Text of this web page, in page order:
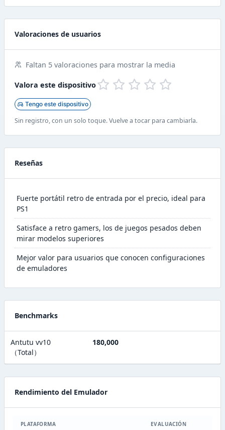
Valoraciones de usuarios
Faltan 5 valoraciones para mostrar la media
Valora este dispositivo
Tengo este dispositivo
Sin registro, con un solo toque. Vuelve a tocar para cambiarla.
Reseñas
Fuerte portátil retro de entrada por el precio, ideal para
PS1
Satisface a retro gamers, los de juegos pesados deben
mirar modelos superiores
Mejor valor para usuarios que conocen configuraciones
de emuladores
Benchmarks
Antutu vv10
（Total）
180,000
Rendimiento del Emulador
PLATAFORMA EVALUACIÓN